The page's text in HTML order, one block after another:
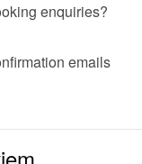
enquiries?
emails